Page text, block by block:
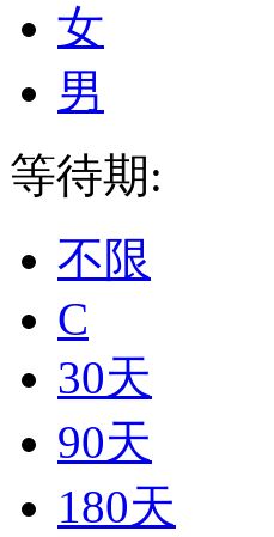
女
男
等待期:
不限
C
30天
90天
180天